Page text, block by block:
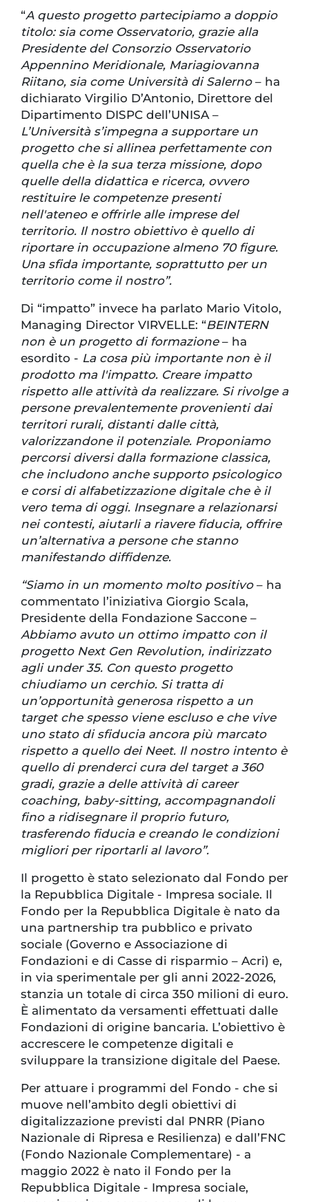
“A questo progetto partecipiamo a doppio
titolo: sia come Osservatorio, grazie alla
Presidente del Consorzio Osservatorio
Appennino Meridionale, Mariagiovanna
Riitano, sia come Università di Salerno– ha
dichiarato Virgilio D’Antonio, Direttore del
Dipartimento DISPC dell’UNISA –
L’Università s’impegna a supportare un
progetto che si allinea perfettamente con
quella che è la sua terza missione, dopo
quelle della didattica e ricerca, ovvero
restituire le competenze presenti
nell'ateneo e offrirle alle imprese del
territorio. Il nostro obiettivo è quello di
riportare in occupazione almeno 70 figure.
Una sfida importante, soprattutto per un
territorio come il nostro”.
Di “impatto” invece ha parlato Mario Vitolo,
Managing Director VIRVELLE: “BEINTERN
non è un progetto di formazione – ha
esordito - La cosa più importante non è il
prodotto ma l'impatto. Creare impatto
rispetto alle attività da realizzare. Si rivolge a
persone prevalentemente provenienti dai
territori rurali, distanti dalle città,
valorizzandone il potenziale. Proponiamo
percorsi diversi dalla formazione classica,
che includono anche supporto psicologico
e corsi di alfabetizzazione digitale che è il
vero tema di oggi. Insegnare a relazionarsi
nei contesti, aiutarli a riavere fiducia, offrire
un’alternativa a persone che stanno
manifestando diffidenze.
“Siamo in un momento molto positivo– ha
commentato l’iniziativa Giorgio Scala,
Presidente della Fondazione Saccone –
Abbiamo avuto un ottimo impatto con il
progetto Next Gen Revolution, indirizzato
agli under 35. Con questo progetto
chiudiamo un cerchio. Si tratta di
un’opportunità generosa rispetto a un
target che spesso viene escluso e che vive
uno stato di sfiducia ancora più marcato
rispetto a quello dei Neet. Il nostro intento è
quello di prenderci cura del target a 360
gradi, grazie a delle attività di career
coaching, baby-sitting, accompagnandoli
fino a ridisegnare il proprio futuro,
trasferendo fiducia e creando le condizioni
migliori per riportarli al lavoro”.
Il progetto è stato selezionato dal Fondo per
la Repubblica Digitale - Impresa sociale. Il
Fondo per la Repubblica Digitale è nato da
una partnership tra pubblico e privato
sociale (Governo e Associazione di
Fondazioni e di Casse di risparmio – Acri) e,
in via sperimentale per gli anni 2022-2026,
stanzia un totale di circa 350 milioni di euro.
È alimentato da versamenti effettuati dalle
Fondazioni di origine bancaria. L’obiettivo è
accrescere le competenze digitali e
sviluppare la transizione digitale del Paese.
Per attuare i programmi del Fondo - che si
muove nell’ambito degli obiettivi di
digitalizzazione previsti dal PNRR (Piano
Nazionale di Ripresa e Resilienza) e dall’FNC
(Fondo Nazionale Complementare) - a
maggio 2022 è nato il Fondo per la
Repubblica Digitale - Impresa sociale,